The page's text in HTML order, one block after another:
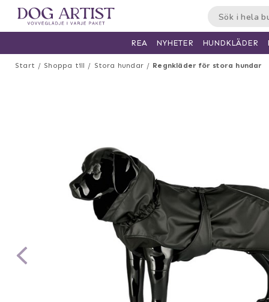
Start Shoppa till Stora hundar Regnkläder för stora hundar
REA NYHETER HUNDKLÄDER